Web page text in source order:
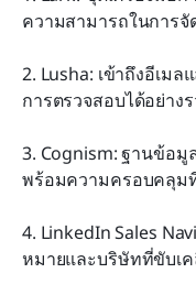
ความสามารถในการ
2. Lusha: เข้าถึงอีเม
การตรวจสอบได้อย่างร
3. Cognism: ฐานข้อมู
พร้อมความครอบคลุม
4. LinkedIn Sales
หมายและบริษัทที่ขับเ